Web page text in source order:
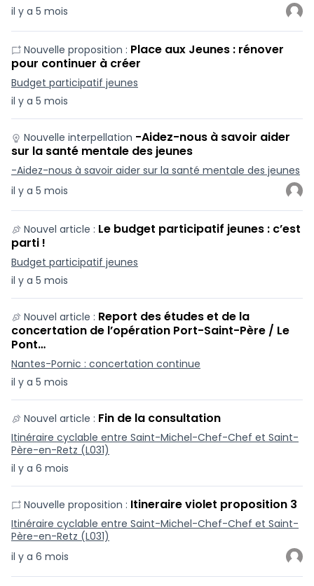
il y a 5 mois
il y a 5 mois
Nouvelle proposition : Place aux Jeunes : rénover
pour continuer à créer
Budget participatif jeunes
il y a 5 mois
Nouvelle interpellation -Aidez-nous à savoir aider
sur la santé mentale des jeunes
-Aidez-nous à savoir aider sur la santé mentale des jeunes
il y a 5 mois
Nouvel article : Le budget participatif jeunes : c’est
parti !
Budget participatif jeunes
il y a 5 mois
Nouvel article : Report des études et de la
concertation de l’opération Port-Saint-Père / Le
Pont…
Nantes-Pornic : concertation continue
il y a 6 mois
Nouvel article : Fin de la consultation
Itinéraire cyclable entre Saint-Michel-Chef-Chef et Saint-
Père-en-Retz (L031)
il y a 6 mois
Nouvelle proposition : Itineraire violet proposition 3
Itinéraire cyclable entre Saint-Michel-Chef-Chef et Saint-
Père-en-Retz (L031)